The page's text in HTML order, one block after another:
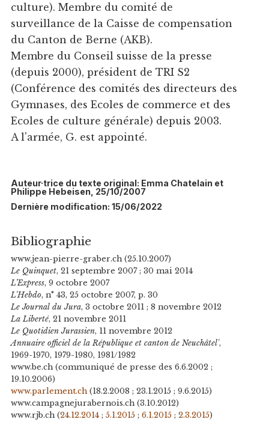
culture). Membre du comité de
surveillance de la Caisse de compensation
du Canton de Berne (AKB).
Membre du Conseil suisse de la presse
(depuis 2000), président de TRI S2
(Conférence des comités des directeurs des
Gymnases, des Ecoles de commerce et des
Ecoles de culture générale) depuis 2003.
A l'armée, G. est appointé.
Auteur·trice du texte original: Emma Chatelain et
Philippe Hebeisen, 25/10/2007
Dernière modification: 15/06/2022
Bibliographie
www.jean-pierre-graber.ch (25.10.2007)
Le Quinquet, 21 septembre 2007 ; 30 mai 2014
L’Express, 9 octobre 2007
L'Hebdo, n° 43, 25 octobre 2007, p. 30
Le Journal du Jura, 3 octobre 2011 ; 8 novembre 2012
La Liberté, 21 novembre 2011
Le Quotidien Jurassien, 11 novembre 2012
Annuaire officiel de la République et canton de Neuchâtel',
1969-1970, 1979-1980, 1981/1982
www.be.ch (communiqué de presse des 6.6.2002 ;
19.10.2006)
www.parlement.ch(18.2.2008 ; 23.1.2015 ; 9.6.2015)
www.campagnejurabernois.ch (3.10.2012)
www.rjb.ch (24.12.2014; 5.1.2015; 6.1.2015; 2.3.2015)